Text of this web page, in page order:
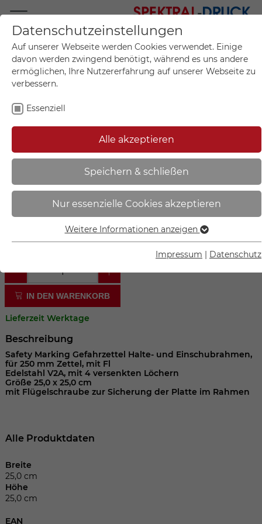
Mo.-Fr. 09:00-17:00
+49 (0)711 55 75 25
Mein Konto
Mein Warenkorb
Sie sind hier: Start
SafetyMarking Gefahrzettel
Einschubrahmen | für Gefahrzettel
25,0 cm x 25,0 cm - 90.2285
IN DEN WARENKORB
Lieferzeit Werktage
Beschreibung
Safety Marking Gefahrzettel Halte- und Einschubrahmen,
für 250 mm Zettel, mit Fl
Edelstahl V2A, mit 4 versenkten Löchern
Größe 25,0 x 25,0 cm
mit Flügelschraube zur Sicherung der Platte im Rahmen
Alle Produktdaten
Breite
25,0 cm
Höhe
25,0 cm
EAN
Datenschutzeinstellungen
Auf unserer Webseite werden Cookies verwendet. Einige
davon werden zwingend benötigt, während es uns andere
ermöglichen, Ihre Nutzererfahrung auf unserer Webseite zu
verbessern.
Essenziell
Alle akzeptieren
Speichern & schließen
Nur essenzielle Cookies akzeptieren
Essenziell
Essenzielle Cookies werden für grundlegende Funktionen
die Webseite einwandfrei funktioniert.
Name cookie_optin
Laufzeit 1 Jahr
Zweck
Dieses Cookie wird verwendet, um Ihre
Cookie-Einstellungen für diese Website
Anbieter
Laufzeit
Cookie-Informationen anzeigen
Weitere Informationen anzeigen
Impressum Datenschutz